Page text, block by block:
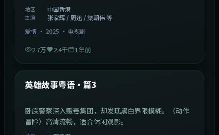
地区 中国香港
主演
张家辉 / 周迅 / 梁朝伟 等
爱情· 2025 · 电视剧
2.7万 2.4千 1年前
最新
英雄故事粤语·篇3
卧底警察深入贩毒集团，却发现黑白界限模糊。（动作
冒险）高清流畅，适合休闲观影。